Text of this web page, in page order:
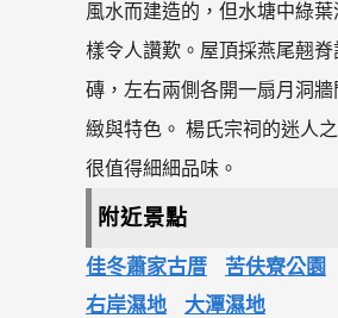
風水而建造的，但水塘中綠
樣令人讚歎。屋頂採燕尾翹
磚，左右兩側各開一扇月洞
緻與特色。 楊氏宗祠的迷人
很值得細細品味。
附近景點
佳冬蕭家古厝 苦伕寮公園
右岸濕地
大潭濕地